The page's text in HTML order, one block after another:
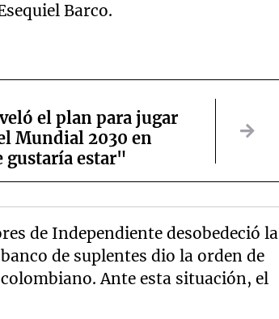
Barco.
el plan para jugar
Mundial 2030 en
estar"
de Independiente desobedeció la
de suplentes dio la orden de
Ante esta situación, el